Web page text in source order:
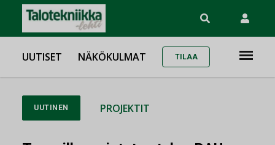
UUTISET NÄKÖKULMAT TILAA
UUTINEN PROJEKTIT